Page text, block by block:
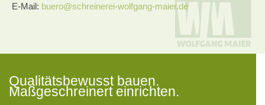
E-Mail: buero@schreinerei-wolfgang-maier.de
Qualitätsbewusst bauen.
Maßgeschreinert einrichten.